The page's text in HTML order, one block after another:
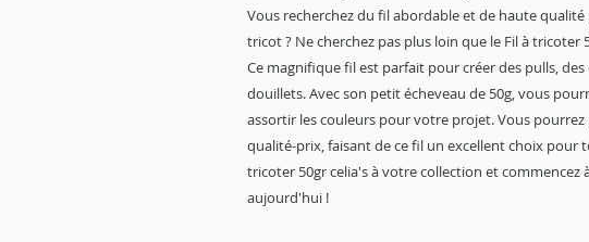
Vous recherchez du fil abordable et de haute
tricot ? Ne cherchez pas plus loin que le Fil à tricoter
Ce magnifique fil est parfait pour créer des pulls,
douillets. Avec son petit écheveau de 50g, vous
assortir les couleurs pour votre projet. Vous
qualité-prix, faisant de ce fil un excellent choix pour
tricoter 50gr celia's à votre collection et commencez
aujourd'hui !